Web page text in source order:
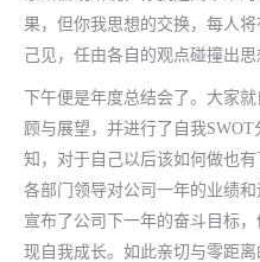
果，但你我思想的交换，每人
己见，任由各自的观点碰撞出思
下午便是年度总结会了。大家
顾与展望，并进行了自我
知，对于自己以后该如何做也
各部门领导对公司一年的业绩
宣布了公司下一年的奋斗目标
现自我成长。如此亲切与零距